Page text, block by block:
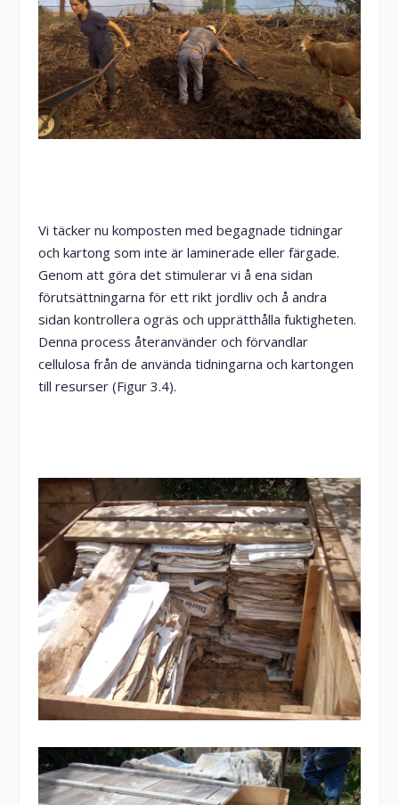
Vi täcker nu komposten med begagnade tidningar
och kartong som inte är laminerade eller färgade.
Genom att göra det stimulerar vi å ena sidan
förutsättningarna för ett rikt jordliv och å andra
sidan kontrollera ogräs och upprätthålla fuktigheten.
Denna process återanvänder och förvandlar
cellulosa från de använda tidningarna och kartongen
till resurser (Figur 3.4).